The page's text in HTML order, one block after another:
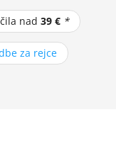
nad39 € *
za rejce